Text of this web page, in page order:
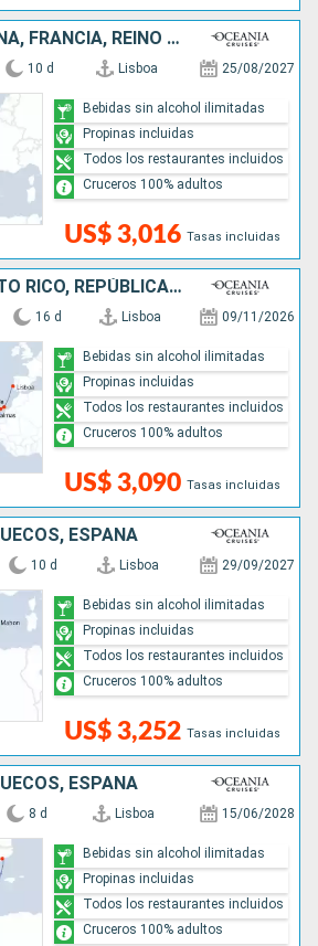
PORTUGAL, ESPAÑA, FRANCIA, REINO UNIDO
10 d Lisboa 25/08/2027
US$ 3,016 Tasas incluidas
Bebidas sin alcohol ilimitadas
Propinas incluidas
Todos los restaurantes incluidos
Cruceros 100% adultos
PORTUGAL, PUERTO RICO, REPÚBLICA DOMINICANA, ESTADOS UNIDOS
16 d Lisboa 09/11/2026
US$ 3,090 Tasas incluidas
Bebidas sin alcohol ilimitadas
Propinas incluidas
Todos los restaurantes incluidos
Cruceros 100% adultos
ESPAÑA
10 d Lisboa 29/09/2027
US$ 3,252 Tasas incluidas
Bebidas sin alcohol ilimitadas
Propinas incluidas
Todos los restaurantes incluidos
Cruceros 100% adultos
ESPAÑA
8 d Lisboa 15/06/2028
Bebidas sin alcohol ilimitadas
Propinas incluidas
Todos los restaurantes incluidos
Cruceros 100% adultos